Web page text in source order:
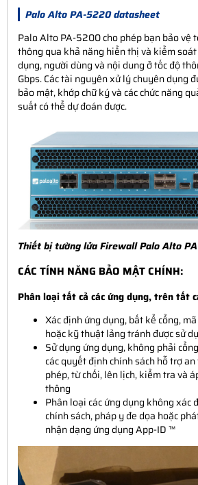
Palo Alto PA-5220 datasheet
Palo Alto PA-5200cho phép bạn bảo vệ
thông qua khả năng hiển thị và kiểm soát
dụng, người dùng và nội dung ở tốc độ
Gbps. Các tài nguyên xử lý chuyên dụng
bảo mật, khớp chữ ký và các chức năng
suất có thể dự đoán được.
Thiết bị tường lửa FirewallPalo Alto
CÁC TÍNH NĂNG BẢO MẬT CHÍNH:
Phân loại tất cả các ứng dụng, trên tất
Xác định ứng dụng, bất kể cổng,
hoặc kỹ thuật lảng tránh được sử
Sử dụng ứng dụng, không phải
các quyết định chính sách hỗ trợ
phép, từ chối, lên lịch, kiểm tra và
thông
Phân loại các ứng dụng không xác
chính sách, pháp y đe dọa hoặc
nhận dạng ứng dụng App-ID ™